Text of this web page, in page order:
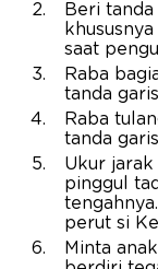
Beri
saat
Raba
tanda
Raba
tanda
Ukur jarak
pinggul
perut si
Minta